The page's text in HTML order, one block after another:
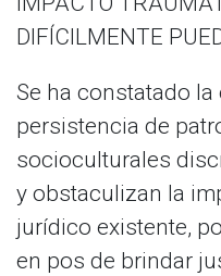
DIFÍCILMENTE
Se ha constatado la
persistencia de
socioculturales
y obstaculizan la
jurídico existente,
en pos de brindar